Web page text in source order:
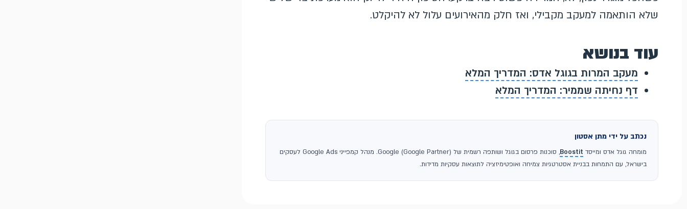
שלא הותאמה למעקב מקבילי, ואז חלק מהאירועים עלול לא להיקלט.
עוד בנושא
מעקב המרות בגוגל אדס: המדריך המלא
דף נחיתה שממיר: המדריך המלא
נכתב על ידי מתן אסטון
מומחה גוגל אדס ומייסד Boostit
, סוכנות פרסום בגוגל ושותפה רשמית של Google (Google Partner). מנהל קמפייני Google Ads לעסקים
בישראל, עם התמחות בבניית אסטרטגיות צמיחה ואופטימיזציה לתוצאות עסקיות מדידות.